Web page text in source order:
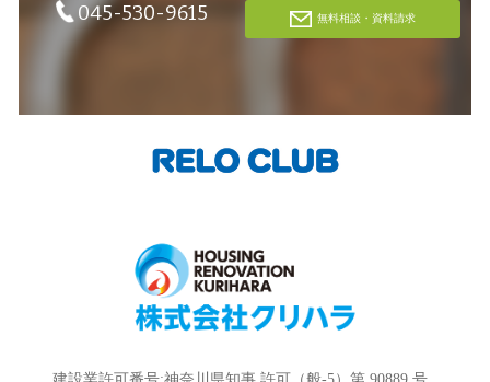
045-530-9615 無料相談・資料請求